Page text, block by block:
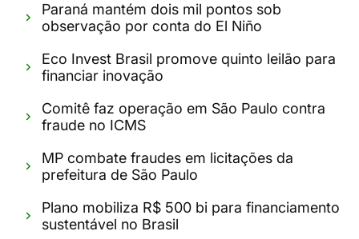
Paraná mantém dois mil pontos sob
observação por conta do El Niño
Eco Invest Brasil promove quinto leilão para
financiar inovação
Comitê faz operação em São Paulo contra
fraude no ICMS
MP combate fraudes em licitações da
prefeitura de São Paulo
Plano mobiliza R$ 500 bi para financiamento
sustentável no Brasil